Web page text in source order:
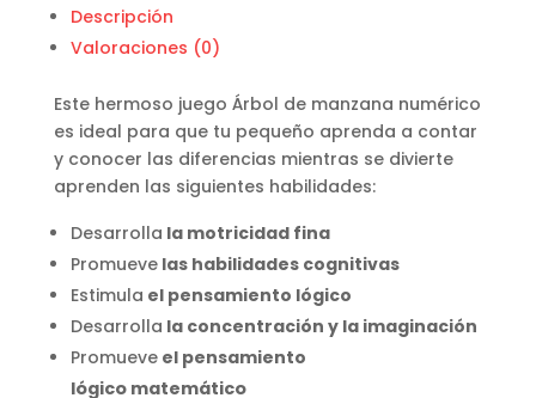
Descripción
Valoraciones (0)
Este hermoso juego Árbol de manzana numérico
es ideal para que tu pequeño aprenda a contar
y conocer las diferencias mientras se divierte
aprenden las siguientes habilidades:
Desarrolla la motricidad fina
Promuevelas habilidades cognitivas
Estimula el pensamiento lógico
Desarrolla la concentración yla imaginación
Promueveel pensamiento
lógico matemático